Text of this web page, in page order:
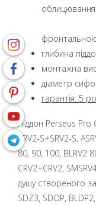
піддон
глибина
монтажна
діаметр
гарантія: 5
Піддон Perseus Pro
SRV2-S+SRV2-S,
80, 90, 100, BLRV2
CRV2+CRV2,
душу створеного
SDZ3, SDOP,